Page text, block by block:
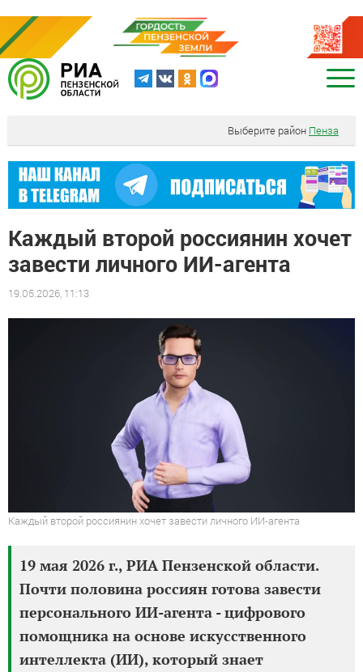
Выберите район Пенза
Каждый второй россиянин хочет
завести личного ИИ-агента
19.05.2026, 11:13
Каждый второй россиянин хочет завести личного ИИ-агента
19 мая 2026 г., РИА Пензенской области.
Почти половина россиян готова завести
персонального ИИ-агента - цифрового
помощника на основе искусственного
интеллекта (ИИ), который знает